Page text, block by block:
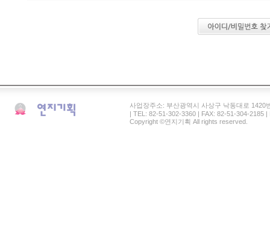
사업장주소: 부산광역시 사상구 낙동대로 1420
| TEL: 82-51-302-3360 | FAX: 82-51-304-2185
Copyright ©연지기획 All rights reserved.